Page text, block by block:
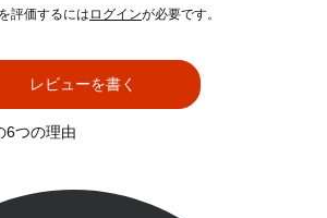
評価するには ログインが必要です。
レビューを書く
6つの理由